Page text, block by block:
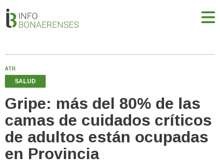
ATR
SALUD
Gripe: más del 80% de las
camas de cuidados críticos
de adultos están ocupadas
en Provincia